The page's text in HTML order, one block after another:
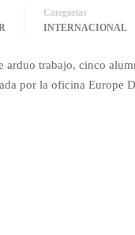
Categorías
INTERNACIONAL
arduo trabajo, cinco
por la oficina